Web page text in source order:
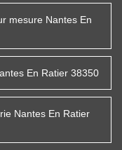
mesure Nantes En
En Ratier 38350
Nantes En Ratier